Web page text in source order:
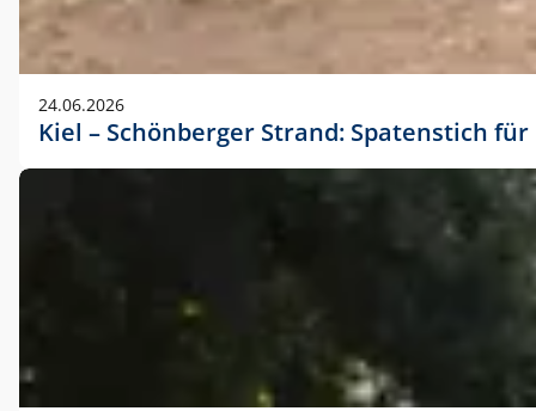
24.06.2026
Kiel – Schönberger Strand: Spatenstich